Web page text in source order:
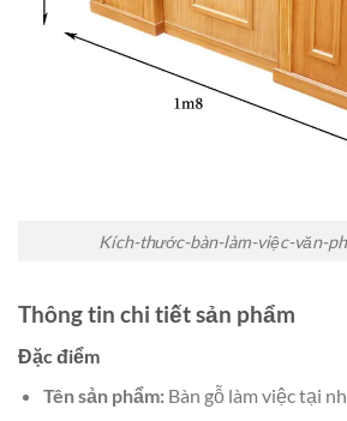
Kích-thước-bàn-làm-việc-văn-
Thông tin chi tiết sản phẩm
Đặc điểm
Tên sản phẩm:Bàn gỗ làm việc tại